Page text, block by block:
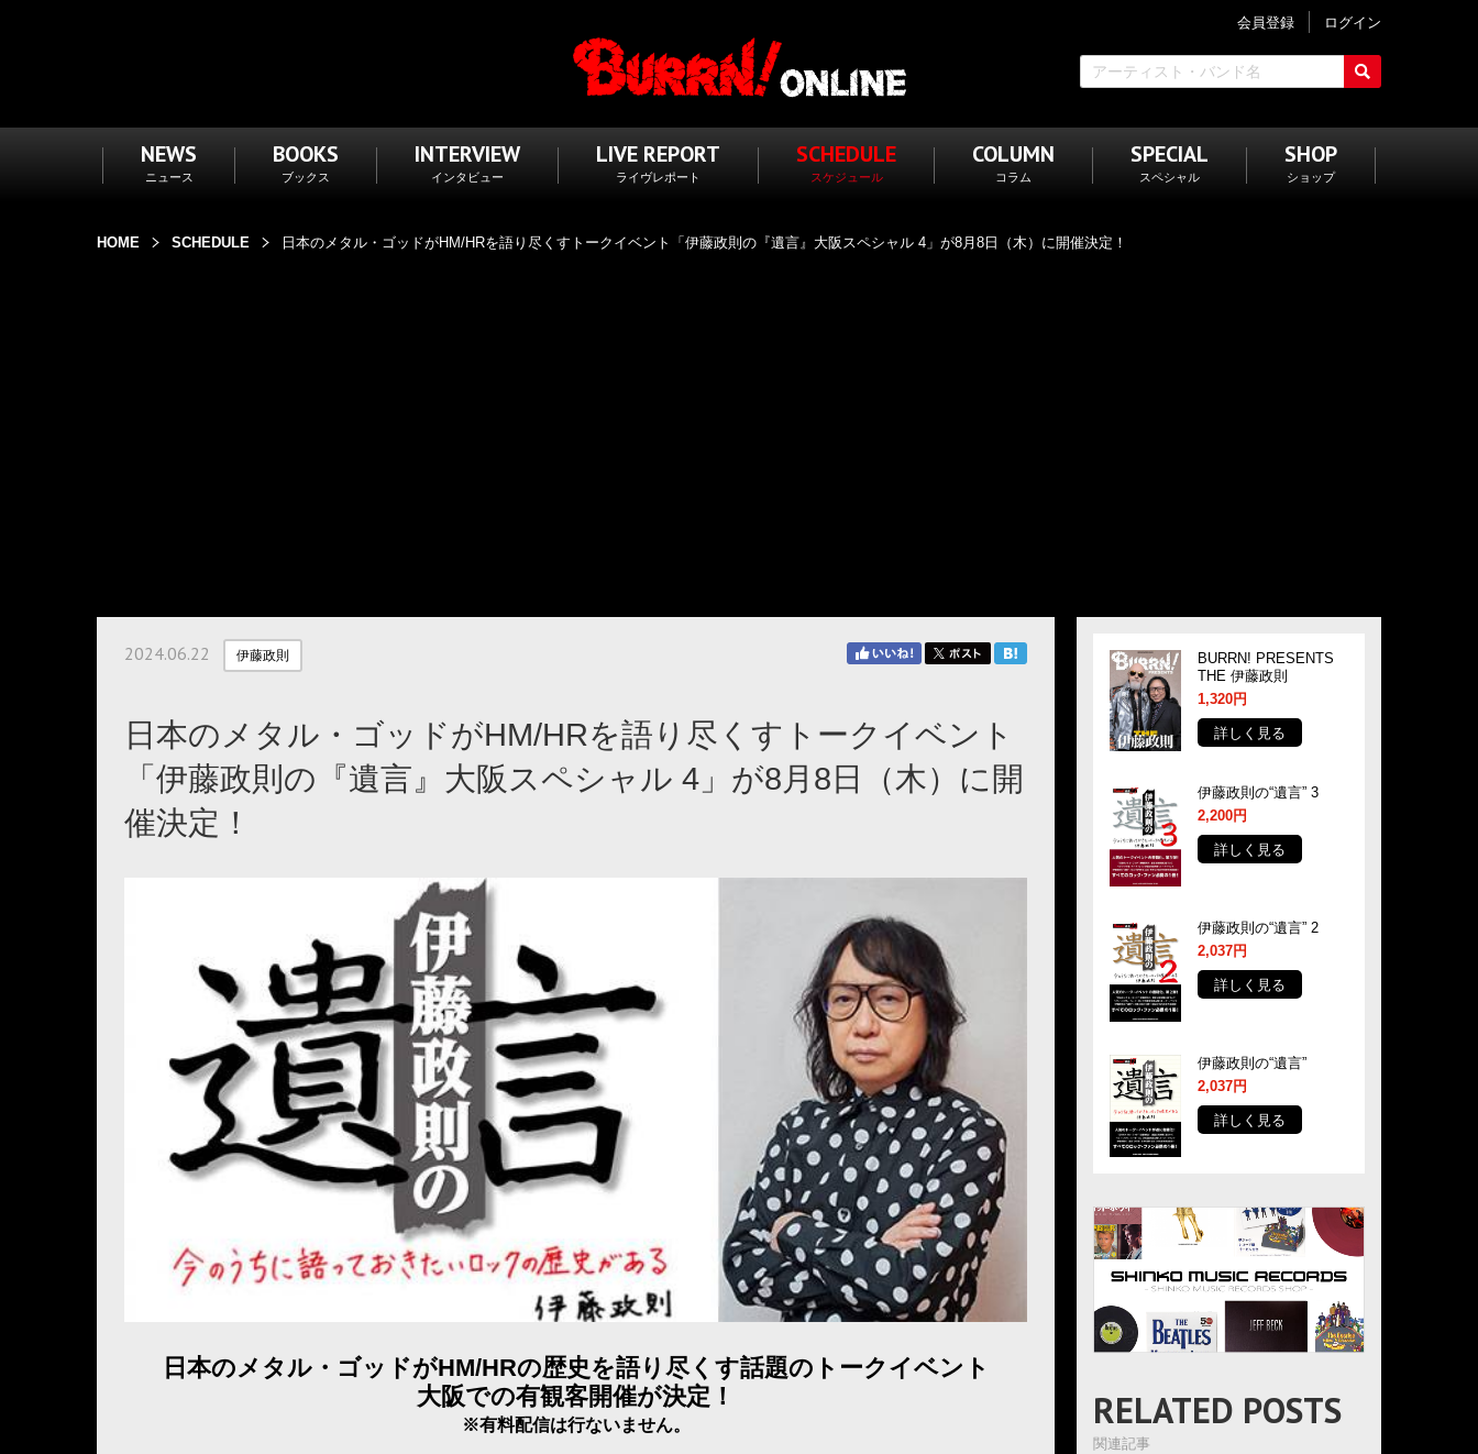
会員登録 ログイン
NEWS
ニュース
BOOKS
ブックス
INTERVIEW
インタビュー
LIVE REPORT
ライヴレポート
SCHEDULE
スケジュール
COLUMN
コラム
SPECIAL
スペシャル
SHOP
ショップ
HOME SCHEDULE 日本のメタル・ゴッドがHM/HRを語り尽くすトークイベント「伊藤政則の『遺言』⼤阪スペシャル 4」が8月8日（木）に開催決定！
2024.06.22 伊藤政則
日本のメタル・ゴッドがHM/HRを語り尽くすトークイベント
「伊藤政則の『遺言』⼤阪スペシャル 4」が8月8日（木）に開
催決定！
日本のメタル・ゴッドがHM/HRの歴史を語り尽くす話題のトークイベント
大阪での有観客開催が決定！
※有料配信は行ないません。
BURRN! PRESENTS
THE 伊藤政則
1,320円
詳しく見る
伊藤政則の“遺言” 3
2,200円
詳しく見る
伊藤政則の“遺言” 2
2,037円
詳しく見る
伊藤政則の“遺言”
2,037円
詳しく見る
RELATED POSTS
関連記事